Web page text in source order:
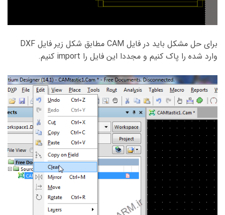
برای حل مشکل باید در فایل CAM مطابق شکل زیر فایل DXF
وارد شده را پاک کنیم و مجددا این فایل را import کنیم.